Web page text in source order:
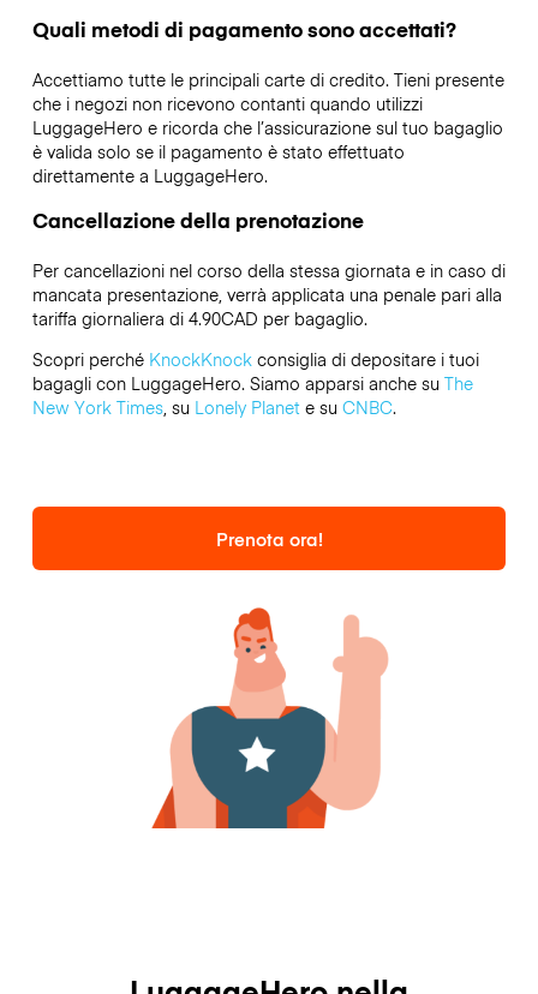
Quali metodi di pagamento sono accettati?
Accettiamo tutte le principali carte di credito. Tieni presente
che i negozi non ricevono contanti quando utilizzi
LuggageHero e ricorda che l’assicurazione sul tuo bagaglio
è valida solo se il pagamento è stato effettuato
direttamente a LuggageHero.
Cancellazione della prenotazione
Per cancellazioni nel corso della stessa giornata e in caso di
mancata presentazione, verrà applicata una penale pari alla
tariffa giornaliera di 4.90CAD per bagaglio.
Scopri perché KnockKnockconsiglia di depositare i tuoi
bagagli con LuggageHero. Siamo apparsi anche su The
New York Times, su Lonely Planete su CNBC.
Prenota ora!